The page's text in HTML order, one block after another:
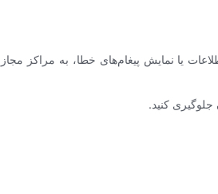
یا نمایش پیغام‌های خطا، به مراکز مجاز
کنید.